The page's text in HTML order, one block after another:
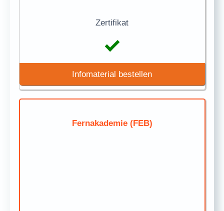
Zertifikat
Infomaterial bestellen
Fernakademie (FEB)